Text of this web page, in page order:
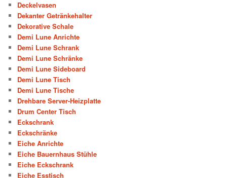
Deckelvasen
Dekanter Getränkehalter
Dekorative Schale
Demi Lune Anrichte
Demi Lune Schrank
Demi Lune Schränke
Demi Lune Sideboard
Demi Lune Tisch
Demi Lune Tische
Drehbare Server-Heizplatte
Drum Center Tisch
Eckschrank
Eckschränke
Eiche Anrichte
Eiche Bauernhaus Stühle
Eiche Eckschrank
Eiche Esstisch